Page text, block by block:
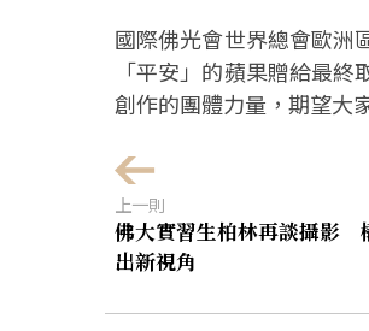
國際佛光會世界總會歐洲
「平安」的蘋果贈給最
創作的團體力量，期望大
上一則
佛大實習生柏林再談攝影
出新視角